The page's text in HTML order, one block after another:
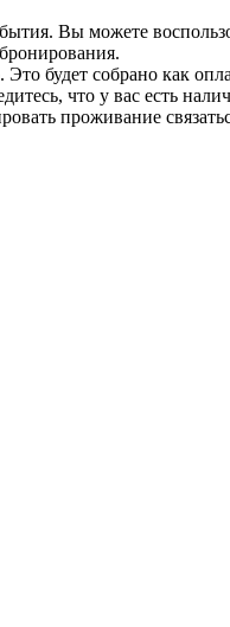
Вы можете
Это будет собрано как
что у вас есть
проживание